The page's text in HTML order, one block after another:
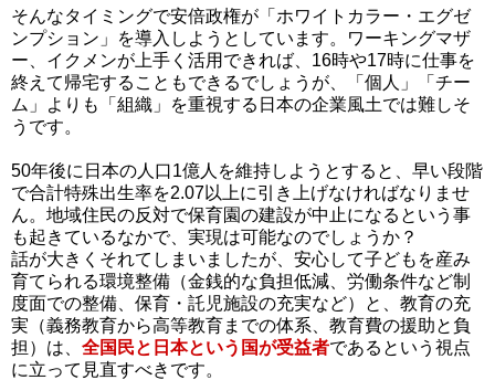
そんなタイミングで安倍政権が「ホワイトカラー・エグゼ
ンプション」を導入しようとしています。ワーキングマザ
ー、イクメンが上手く活用できれば、16時や17時に仕事を
終えて帰宅することもできるでしょうが、「個人」「チー
ム」よりも「組織」を重視する日本の企業風土では難しそ
うです。
50年後に日本の人口1億人を維持しようとすると、早い段階
で合計特殊出生率を2.07以上に引き上げなければなりませ
ん。地域住民の反対で保育園の建設が中止になるという事
も起きているなかで、実現は可能なのでしょうか？
話が大きくそれてしまいましたが、安心して子どもを産み
育てられる環境整備（金銭的な負担低減、労働条件など制
度面での整備、保育・託児施設の充実など）と、教育の充
実（義務教育から高等教育までの体系、教育費の援助と負
担）は、 全国民と日本という国が受益者であるという視点
に立って見直すべきです。